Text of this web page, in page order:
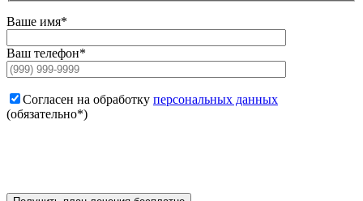
Ваше имя*
Ваш телефон*
Согласен на обработку персональных данных
(обязательно*)